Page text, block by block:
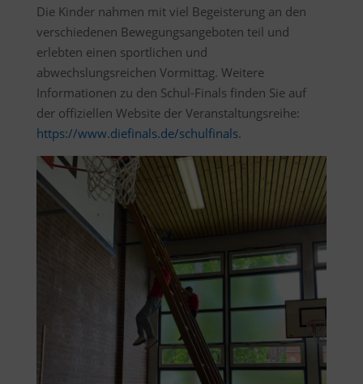
Die Kinder nahmen mit viel Begeisterung an den
verschiedenen Bewegungsangeboten teil und
erlebten einen sportlichen und
abwechslungsreichen Vormittag. Weitere
Informationen zu den Schul-Finals finden Sie auf
der offiziellen Website der Veranstaltungsreihe:
https://www.diefinals.de/schulfinals.